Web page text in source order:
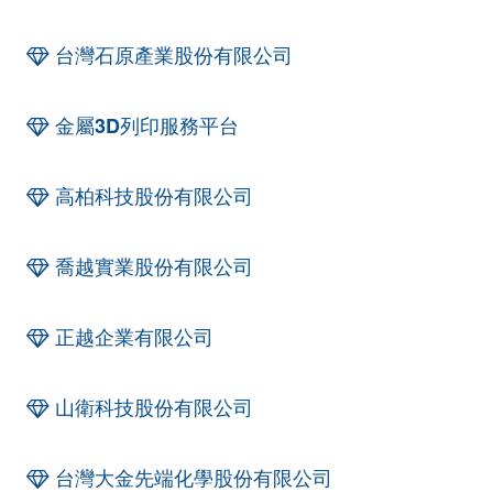
台灣石原產業股份有限公司
金屬3D列印服務平台
高柏科技股份有限公司
喬越實業股份有限公司
正越企業有限公司
山衛科技股份有限公司
台灣大金先端化學股份有限公司